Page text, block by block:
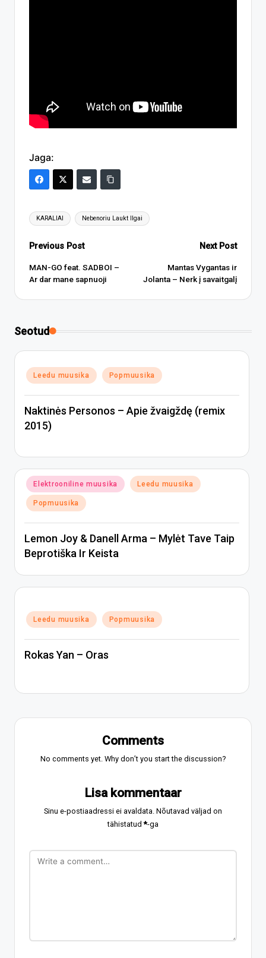
Jaga:
Tags:
KARALIAI Nebenoriu Laukt Ilgai
Post
navigation
Previous Post
MAN-GO feat. SADBOI –
Ar dar mane sapnuoji
Next Post
Mantas Vygantas ir
Jolanta – Nerk į savaitgalį
Seotud
Posted
in
Leedu muusika Popmuusika
Naktinės Personos – Apie žvaigždę (remix
2015)
Posted
in
Elektrooniline muusika Leedu muusika
Popmuusika
Lemon Joy & Danell Arma – Mylėt Tave Taip
Beprotiška Ir Keista
Posted
in
Leedu muusika Popmuusika
Rokas Yan – Oras
Comments
No comments yet. Why don’t you start the discussion?
Lisa kommentaar
Sinu e-postiaadressi ei avaldata. Nõutavad väljad on
tähistatud*-ga